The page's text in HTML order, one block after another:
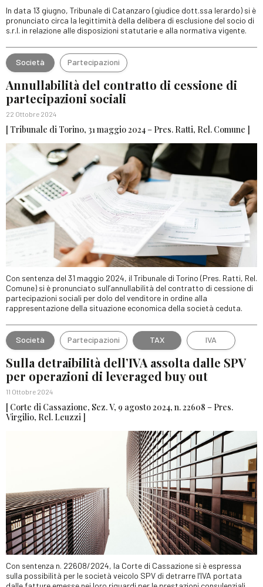
In data 13 giugno, Tribunale di Catanzaro (giudice dott.ssa Ierardo) si è
pronunciato circa la legittimità della delibera di esclusione del socio di
s.r.l. in relazione alle disposizioni statutarie e alla normativa vigente.
Società Partecipazioni
Annullabilità del contratto di cessione di
partecipazioni sociali
22 Ottobre 2024
[ Tribunale di Torino, 31 maggio 2024 – Pres. Ratti, Rel. Comune ]
Con sentenza del 31 maggio 2024, il Tribunale di Torino (Pres. Ratti, Rel.
Comune) si è pronunciato sull’annullabilità del contratto di cessione di
partecipazioni sociali per dolo del venditore in ordine alla
rappresentazione della situazione economica della società ceduta.
Società Partecipazioni TAX IVA
Sulla detraibilità dell’IVA assolta dalle SPV
per operazioni di leveraged buy out
11 Ottobre 2024
[ Corte di Cassazione, Sez. V, 9 agosto 2024, n. 22608 – Pres.
Virgilio, Rel. Leuzzi ]
Con sentenza n. 22608/2024, la Corte di Cassazione si è espressa
sulla possibilità per le società veicolo SPV di detrarre l’IVA portata